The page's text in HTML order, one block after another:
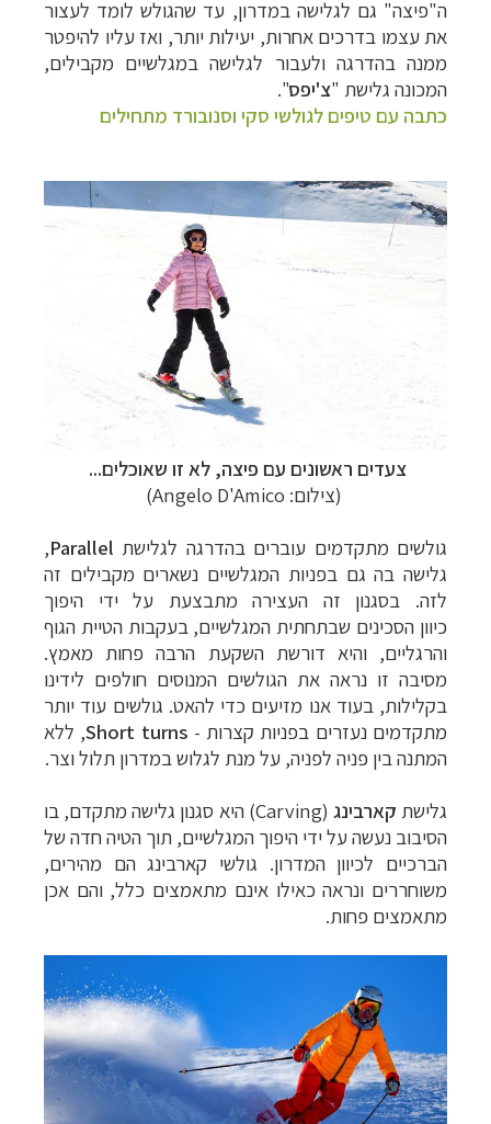
ה"פיצה" גם לגלישה במדרון, עד שהגולש לומד לעצור
את עצמו בדרכים אחרות, יעילות יותר, ואז עליו להיפטר
ממנה בהדרגה ולעבור לגלישה במגלשיים מקבילים,
המכונה גלישת "צ'יפס".
כתבה עם טיפים לגולשי סקי וסנובורד מתחילים
צעדים ראשונים עם פיצה, לא זו שאוכלים...
(צילום: Angelo D'Amico
)
גולשים מתקדמים עוברים בהדרגה לגלישת Parallel
,
גלישה בה גם בפניות המגלשיים נשארים מקבילים זה
לזה. בסגנון זה העצירה מתבצעת על ידי היפוך
כיוון הסכינים שבתחתית המגלשיים, בעקבות הטיית הגוף
והרגליים, והיא דורשת השקעת הרבה פחות מאמץ.
מסיבה זו נראה את הגולשים המנוסים חולפים לידינו
בקלילות, בעוד אנו מזיעים כדי להאט. גולשים עוד יותר
מתקדמים נעזרים בפניות קצרות - Short turns, ללא
המתנה בין פניה לפניה, על מנת לגלוש במדרון תלול וצר.
גלישת קארבינג (
Carving) היא סגנון גלישה מתקדם, בו
הסיבוב נעשה על ידי היפוך המגלשיים, תוך הטיה חדה של
הברכיים לכיוון המדרון. גולשי קארבינג הם מהירים,
משוחררים ונראה כאילו אינם מתאמצים כלל, והם אכן
מתאמצים פחות.